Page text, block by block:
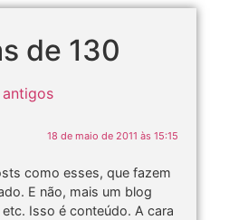
de 130
18 de maio de 2011 às 15:15
como esses, que fazem
E não, mais um blog
Isso é conteúdo. A cara